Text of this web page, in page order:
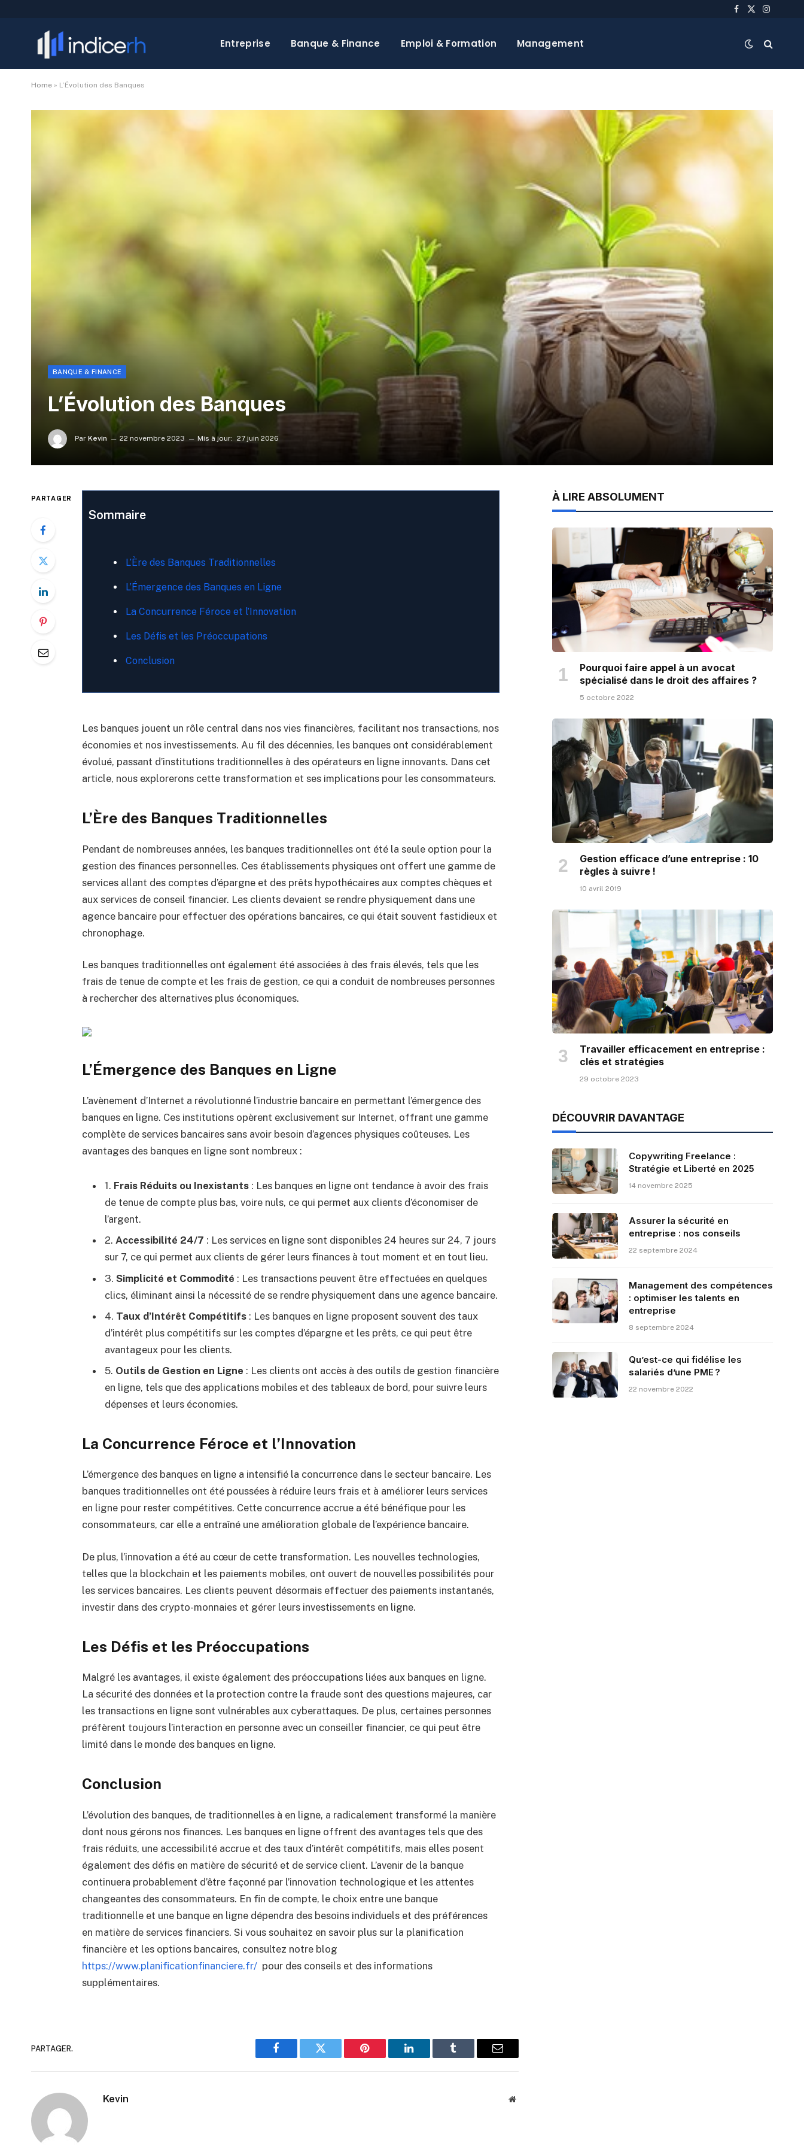
Facebook
X
Entreprise Banque & Finance Emploi & Formation Management
Home » L’Évolution des Banques
BANQUE & FINANCE
L’Évolution des Banques
Par Kevin 22 novembre 2023 Mis à jour: 27 juin 2026
PARTAGER
Sommaire
L’Ère des Banques Traditionnelles
L’Émergence des Banques en Ligne
La Concurrence Féroce et l’Innovation
Les Défis et les Préoccupations
Conclusion
Les banques jouent un rôle central dans nos vies financières, facilitant nos transactions, nos
économies et nos investissements. Au fil des décennies, les banques ont considérablement
évolué, passant d’institutions traditionnelles à des opérateurs en ligne innovants. Dans cet
article, nous explorerons cette transformation et ses implications pour les consommateurs.
L’Ère des Banques Traditionnelles
Pendant de nombreuses années, les banques traditionnelles ont été la seule option pour la
gestion des finances personnelles. Ces établissements physiques ont offert une gamme de
services allant des comptes d’épargne et des prêts hypothécaires aux comptes chèques et
aux services de conseil financier. Les clients devaient se rendre physiquement dans une
agence bancaire pour effectuer des opérations bancaires, ce qui était souvent fastidieux et
chronophage.
Les banques traditionnelles ont également été associées à des frais élevés, tels que les
frais de tenue de compte et les frais de gestion, ce qui a conduit de nombreuses personnes
à rechercher des alternatives plus économiques.
L’Émergence des Banques en Ligne
L’avènement d’Internet a révolutionné l’industrie bancaire en permettant l’émergence des
banques en ligne. Ces institutions opèrent exclusivement sur Internet, offrant une gamme
complète de services bancaires sans avoir besoin d’agences physiques coûteuses. Les
avantages des banques en ligne sont nombreux :
1. Frais Réduits ou Inexistants: Les banques en ligne ont tendance à avoir des frais
de tenue de compte plus bas, voire nuls, ce qui permet aux clients d’économiser de
l’argent.
2. Accessibilité 24/7 : Les services en ligne sont disponibles 24 heures sur 24, 7 jours
sur 7, ce qui permet aux clients de gérer leurs finances à tout moment et en tout lieu.
3. Simplicité et Commodité : Les transactions peuvent être effectuées en quelques
clics, éliminant ainsi la nécessité de se rendre physiquement dans une agence bancaire.
4. Taux d’Intérêt Compétitifs: Les banques en ligne proposent souvent des taux
d’intérêt plus compétitifs sur les comptes d’épargne et les prêts, ce qui peut être
avantageux pour les clients.
5. Outils de Gestion en Ligne : Les clients ont accès à des outils de gestion financière
en ligne, tels que des applications mobiles et des tableaux de bord, pour suivre leurs
dépenses et leurs économies.
La Concurrence Féroce et l’Innovation
L’émergence des banques en ligne a intensifié la concurrence dans le secteur bancaire. Les
banques traditionnelles ont été poussées à réduire leurs frais et à améliorer leurs services
en ligne pour rester compétitives. Cette concurrence accrue a été bénéfique pour les
consommateurs, car elle a entraîné une amélioration globale de l’expérience bancaire.
De plus, l’innovation a été au cœur de cette transformation. Les nouvelles technologies,
telles que la blockchain et les paiements mobiles, ont ouvert de nouvelles possibilités pour
les services bancaires. Les clients peuvent désormais effectuer des paiements instantanés,
investir dans des crypto-monnaies et gérer leurs investissements en ligne.
Les Défis et les Préoccupations
Malgré les avantages, il existe également des préoccupations liées aux banques en ligne.
La sécurité des données et la protection contre la fraude sont des questions majeures, car
les transactions en ligne sont vulnérables aux cyberattaques. De plus, certaines personnes
préfèrent toujours l’interaction en personne avec un conseiller financier, ce qui peut être
limité dans le monde des banques en ligne.
Conclusion
L’évolution des banques, de traditionnelles à en ligne, a radicalement transformé la manière
dont nous gérons nos finances. Les banques en ligne offrent des avantages tels que des
frais réduits, une accessibilité accrue et des taux d’intérêt compétitifs, mais elles posent
également des défis en matière de sécurité et de service client. L’avenir de la banque
continuera probablement d’être façonné par l’innovation technologique et les attentes
changeantes des consommateurs. En fin de compte, le choix entre une banque
traditionnelle et une banque en ligne dépendra des besoins individuels et des préférences
en matière de services financiers. Si vous souhaitez en savoir plus sur la planification
financière et les options bancaires, consultez notre blog
https://www.planificationfinanciere.fr/pour des conseils et des informations
supplémentaires.
PARTAGER.
Facebook Twitter Pinterest LinkedIn Tumblr Email
Kevin Website
À LIRE ABSOLUMENT
Pourquoi faire appel à un avocat
spécialisé dans le droit des affaires ?
5 octobre 2022
Gestion efficace d’une entreprise : 10
règles à suivre !
10 avril 2019
Travailler efficacement en entreprise :
clés et stratégies
29 octobre 2023
DÉCOUVRIR DAVANTAGE
Copywriting Freelance :
Stratégie et Liberté en 2025
14 novembre 2025
Assurer la sécurité en
entreprise : nos conseils
22 septembre 2024
Management des compétences
: optimiser les talents en
entreprise
8 septembre 2024
Qu’est-ce qui fidélise les
salariés d’une PME ?
22 novembre 2022